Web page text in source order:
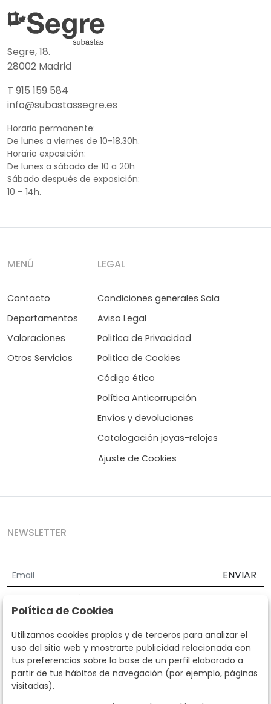
Segre, 18.
28002 Madrid
T 915 159 584
info@subastassegre.es
Horario permanente:
De lunes a viernes de 10-18.30h.
Horario exposición:
De lunes a sábado de 10 a 20h
Sábado después de exposición:
10 – 14h.
MENÚ
Contacto
Departamentos
Valoraciones
Otros Servicios
LEGAL
Condiciones generales Sala
Aviso Legal
Politica de Privacidad
Politica de Cookies
Código ético
Política Anticorrupción
Envíos y devoluciones
Catalogación joyas-relojes
Ajuste de Cookies
NEWSLETTER
ENVIAR
Acepto los Términos y Condiciones
Política de
privacidad
Según la LOPD y disposiciones de desarrollo, informamos que sus
datos personales serán tratados por parte de Subastas Segre con la
finalidad de gestionar la relación comercial. Puede ejercitar los
derechos de acceso, rectificación, cancelación, oposición y demás
derechos en los términos establecidos en la normativa vigente
dirigiéndote a nosotros. Asimismo, nos puede solicitar el envío de
Política de Cookies
Utilizamos cookies propias y de terceros para analizar el
uso del sitio web y mostrarte publicidad relacionada con
tus preferencias sobre la base de un perfil elaborado a
partir de tus hábitos de navegación (por ejemplo, páginas
visitadas).